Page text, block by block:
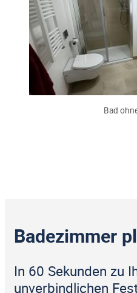
Bad
Badezimmer
In 60 Sekunden zu
unverbindlichen